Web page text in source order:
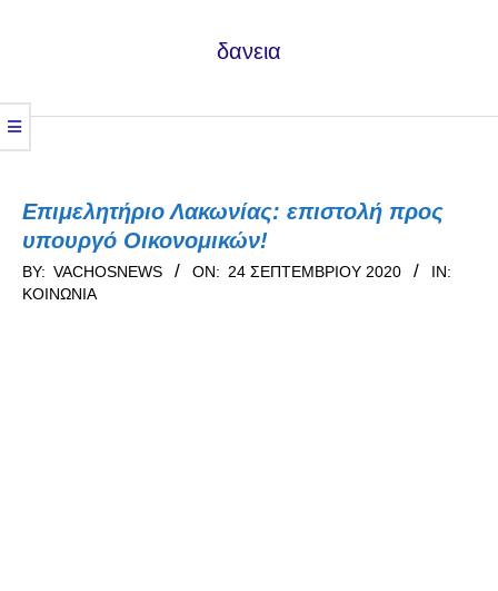
δανεια
Επιμελητήριο Λακωνίας: επιστολή προς
υπουργό Οικονομικών!
2020-
09-
BY: VACHOSNEWS ON: 24 ΣΕΠΤΕΜΒΡΊΟΥ 2020
IN:
ΚΟΙΝΩΝΊΑ